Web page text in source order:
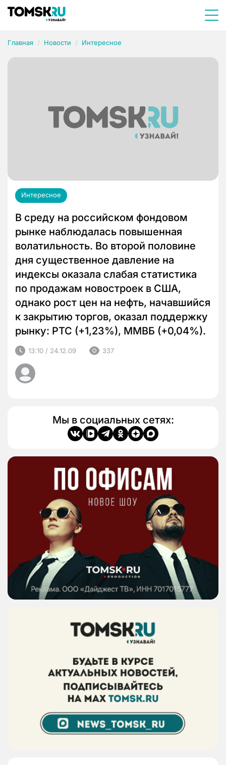
Главная Новости Интересное
Интересное
В среду на российском фондовом
рынке наблюдалась повышенная
волатильность. Во второй половине
дня существенное давление на
индексы оказала слабая статистика
по продажам новостроек в США,
однако рост цен на нефть, начавшийся
к закрытию торгов, оказал поддержку
рынку: РТС (+1,23%), ММВБ (+0,04%).
13:10 / 24.12.09 337
Мы в социальных сетях: